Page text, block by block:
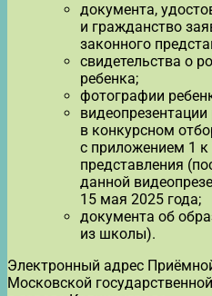
документа,
и гражданство
законного
свидетельства о
ребенка;
фотографии
в конкурсном
с приложением 1 к
представления
данной
15 мая 2025 года;
документа об
из школы).
Электронный адрес
Московской